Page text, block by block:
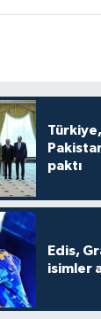
paktı
Edis,
isimler